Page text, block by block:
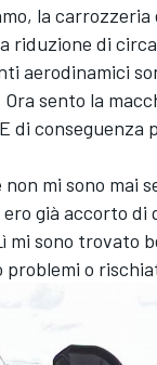
la
riduzione di
aerodinamici
sento la
di conseguenza
non mi sono
già accorto di
mi sono trovato
problemi o